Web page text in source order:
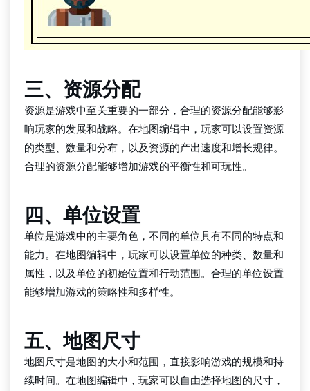
三、资源分配
资源是游戏中至关重要的一部分，合理的资源分配能够影
响玩家的发展和战略。在地图编辑中，玩家可以设置资源
的类型、数量和分布，以及资源的产出速度和增长规律。
合理的资源分配能够增加游戏的平衡性和可玩性。
四、单位设置
单位是游戏中的主要角色，不同的单位具有不同的特点和
能力。在地图编辑中，玩家可以设置单位的种类、数量和
属性，以及单位的初始位置和行动范围。合理的单位设置
能够增加游戏的策略性和多样性。
五、地图尺寸
地图尺寸是地图的大小和范围，直接影响游戏的规模和持
续时间。在地图编辑中，玩家可以自由选择地图的尺寸，